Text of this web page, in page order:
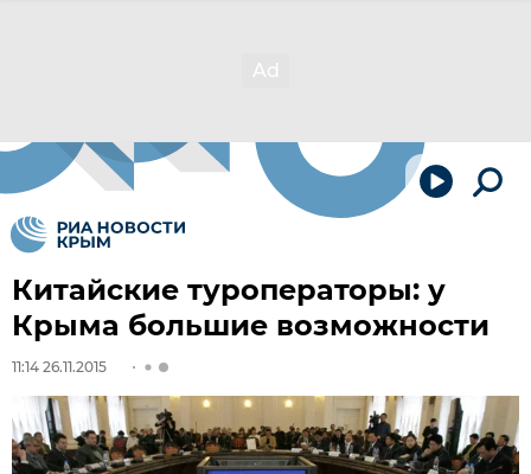
Китайские туроператоры: у
Крыма большие возможности
11:14 26.11.2015